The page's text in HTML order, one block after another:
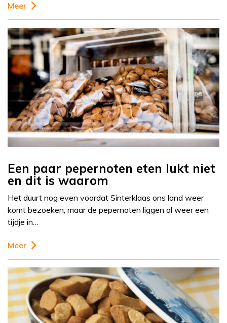
Meer
Een paar pepernoten eten lukt niet
en dit is waarom
Het duurt nog even voordat Sinterklaas ons land weer
komt bezoeken, maar de pepernoten liggen al weer een
tijdje in…
Meer